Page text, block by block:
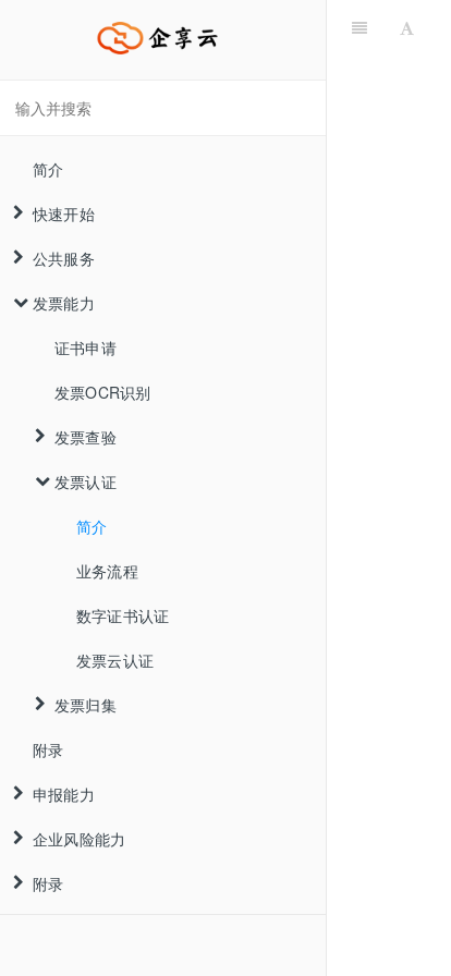
简介
快速开始
接入流程说明
快速集成
API调用指南
SDK调用指南
HTTP调用指南
API环境说明
公共服务
企业信息接口
登录接口
办税小号接口
发票能力
证书申请
发票OCR识别
发票查验
简介
业务流程
接口列表
发票认证
简介
业务流程
数字证书认证
发票云认证
发票归集
业务流程
税局登录归集
附录
申报能力
企税申报
个税申报
企业风险能力
企业黑名单
附录